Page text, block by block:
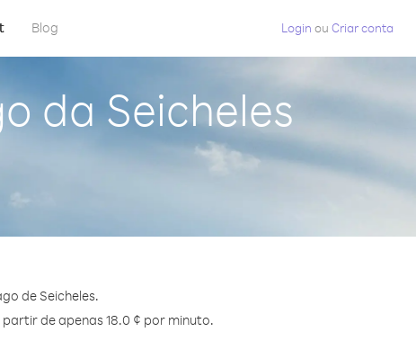
Blog Login ou Criar conta
da Seicheles
de Seicheles.
de apenas 18.0 ¢ por minuto.